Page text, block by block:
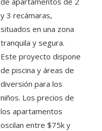
y 3 recámaras,
situados en una zona
tranquila y segura.
Este proyecto dispone
de piscina y áreas de
diversión para los
niños. Los precios de
los apartamentos
oscilan entre $75k y